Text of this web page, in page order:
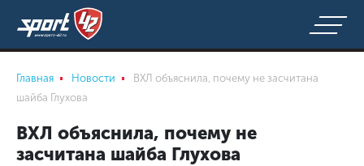
Главная Новости
ВХЛ объяснила, почему не засчитана
шайба Глухова
ВХЛ объяснила, почему не
засчитана шайба Глухова